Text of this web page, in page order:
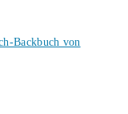
Backbuch von